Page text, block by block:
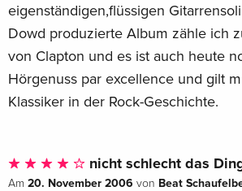
eigenständigen,flüssigen
Dowd produzierte Album zähle ich
von Clapton und es ist auch heute
Hörgenuss par excellence und gilt
Klassiker in der Rock-Geschichte.
nicht schlecht das
Am 20. November 2006 von Beat